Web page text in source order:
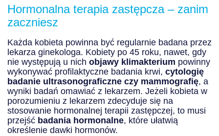
Hormonalna terapia zastępcza – zanim
zaczniesz
Każda kobieta powinna być regularnie badana przez
lekarza ginekologa. Kobiety po 45 roku, nawet, gdy
nie występują u nich objawy klimakterium powinny
wykonywać profilaktyczne badania krwi, cytologię
badanie ultrasonograficzne czy mammografię, a
wyniki badań omawiać z lekarzem. Jeżeli kobieta w
porozumieniu z lekarzem zdecyduje się na
stosowanie hormonalnej terapii zastępczej, to musi
przejść badania hormonalne, które ułatwią
określenie dawki hormonów.